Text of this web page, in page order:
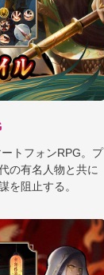
ト！
人物が次々に戦
最強陣営を作り上
スキル属性の異
て、自分に最も合
トフォンRPG。プ
の有名人物と共に
を阻止する。